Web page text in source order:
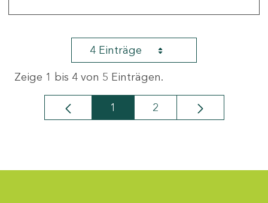
4 Einträge
Zeige 1 bis 4 von 5 Einträgen.
Seite
1 Seite
2